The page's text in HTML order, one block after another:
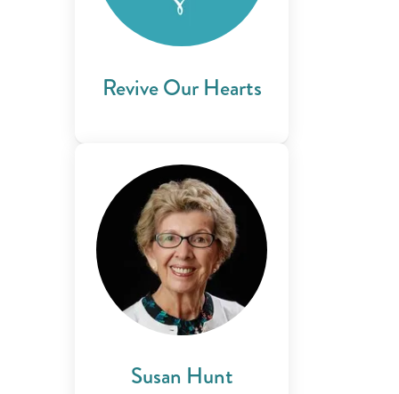
Revive Our Hearts
Susan Hunt